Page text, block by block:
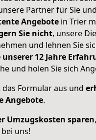
Partner für Sie
Angebote in Trier
Sie nicht, unsere
und lehnen Sie
12 Jahre
und holen Sie sich
das Formular aus und
Angebote.
Umzugskosten sparen
uns!